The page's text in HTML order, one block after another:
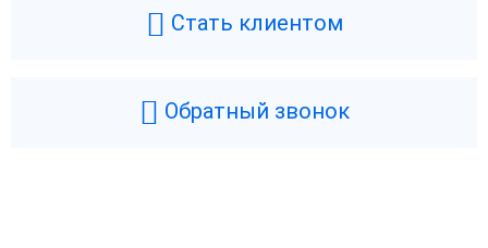
Стать клиентом
Обратный звонок